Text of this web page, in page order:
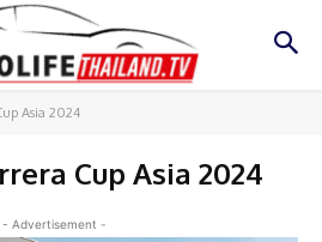
Asia 2024
Cup Asia 2024
- Advertisement -